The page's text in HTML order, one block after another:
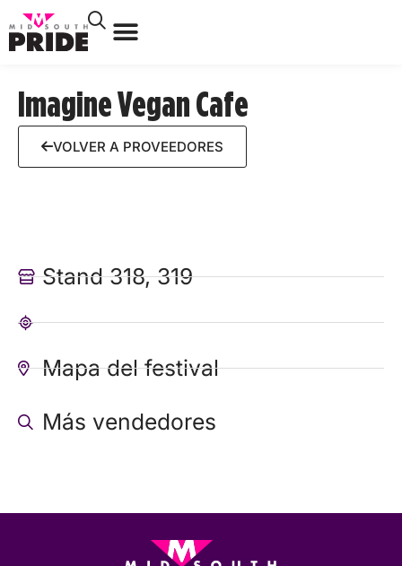
Imagine Vegan Cafe
VOLVER A PROVEEDORES
Stand 318, 319
Mapa del festival
Más vendedores